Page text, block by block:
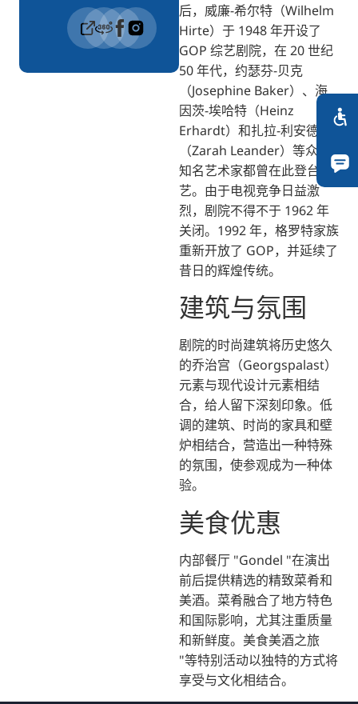
后，威廉-希尔特（Wilhelm
Hirte）于 1948 年开设了
GOP 综艺剧院，在 20 世纪
50 年代，约瑟芬-贝克
（Josephine Baker）、海
因茨-埃哈特（Heinz
Erhardt）和扎拉-利安德尔
（Zarah Leander）等众多
知名艺术家都曾在此登台献
艺。由于电视竞争日益激
烈，剧院不得不于 1962 年
关闭。1992 年，格罗特家族
重新开放了 GOP，并延续了
昔日的辉煌传统。
建筑与氛围
剧院的时尚建筑将历史悠久
的乔治宫（Georgspalast）
元素与现代设计元素相结
合，给人留下深刻印象。低
调的建筑、时尚的家具和壁
炉相结合，营造出一种特殊
的氛围，使参观成为一种体
验。
美食优惠
内部餐厅 "Gondel "在演出
前后提供精选的精致菜肴和
美酒。菜肴融合了地方特色
和国际影响，尤其注重质量
和新鲜度。美食美酒之旅
"等特别活动以独特的方式将
享受与文化相结合。